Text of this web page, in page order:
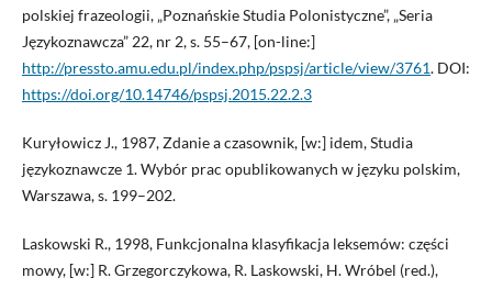
polskiej frazeologii, „Poznańskie Studia Polonistyczne”, „Seria
Językoznawcza” 22, nr 2, s. 55–67, [on-line:]
http://pressto.amu.edu.pl/index.php/pspsj/article/view/3761. DOI:
https://doi.org/10.14746/pspsj.2015.22.2.3
Kuryłowicz J., 1987, Zdanie a czasownik, [w:] idem, Studia
językoznawcze 1. Wybór prac opublikowanych w języku polskim,
Warszawa, s. 199–202.
Laskowski R., 1998, Funkcjonalna klasyfikacja leksemów: części
mowy, [w:] R. Grzegorczykowa, R. Laskowski, H. Wróbel (red.),